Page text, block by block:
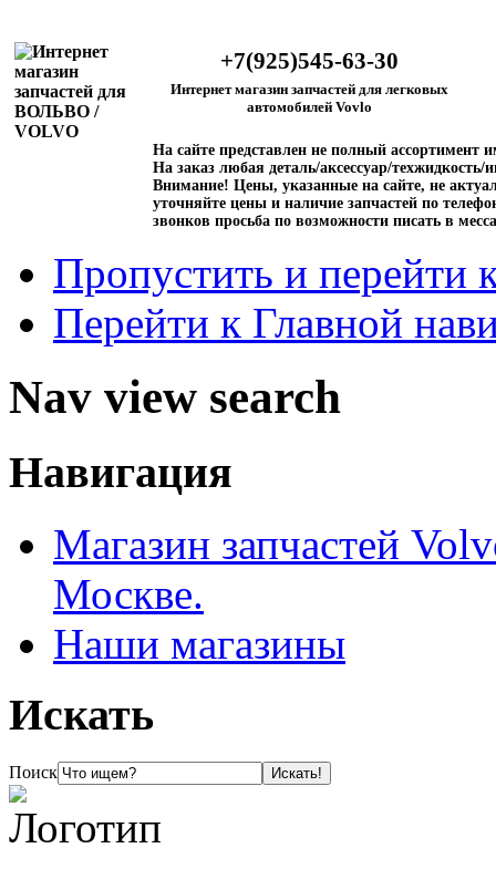
+7(925)545-63-30
Интернет магазин запчастей для легковых
автомобилей Vovlo
На сайте представлен не полный ассортимент
На заказ любая деталь/аксессуар/техжидкость/
Внимание! Цены, указанные на сайте, не
уточняйте цены и наличие запчастей по
звонков просьба по возможности писать в
Пропустить и перейти
Перейти к Главной
Nav view search
Навигация
Магазин запчастей
Москве.
Наши магазины
Искать
Поиск